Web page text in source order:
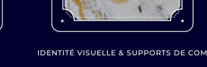
IDENTITÉ VISUELLE & SUPPORTS DE COM